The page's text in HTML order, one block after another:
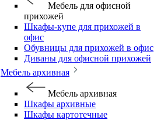
Мебель для офисной
прихожей
Шкафы-купе для прихожей в
офис
Обувницы для прихожей в офис
Диваны для офисной прихожей
Мебель архивная
Мебель архивная
Шкафы архивные
Шкафы картотечные